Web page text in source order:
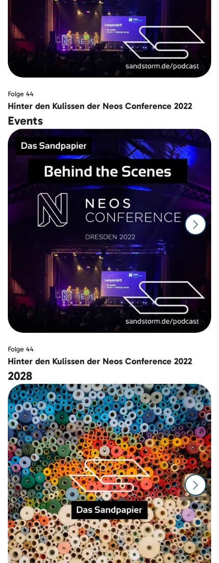
Folge 44
Hinter den Kulissen der Neos Conference 2022
Events
Folge 44
Hinter den Kulissen der Neos Conference 2022
Zur
2028
Zur